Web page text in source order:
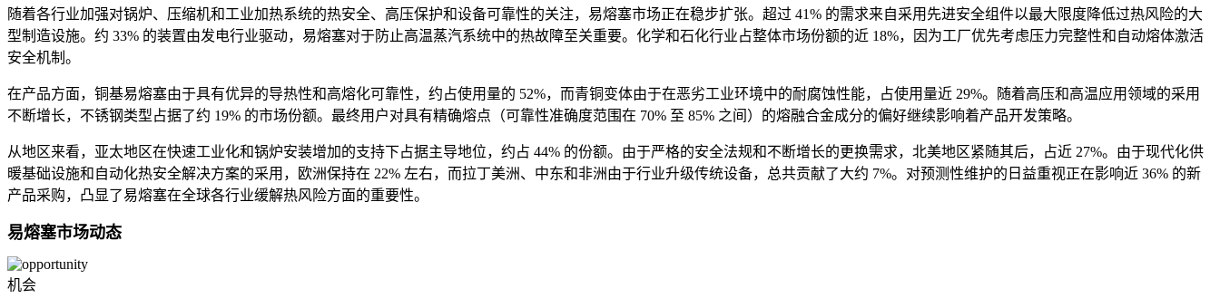
随着各行业加强对锅炉、压缩机和工业加热系统的热安全、高压保护和设备可靠性的关注，易熔塞市场正在稳步扩张。超过 41% 的需求来自采用先进安全组件以最大限度降低过热风险的大
型制造设施。约 33% 的装置由发电行业驱动，易熔塞对于防止高温蒸汽系统中的热故障至关重要。化学和石化行业占整体市场份额的近 18%，因为工厂优先考虑压力完整性和自动熔体激活
安全机制。
在产品方面，铜基易熔塞由于具有优异的导热性和高熔化可靠性，约占使用量的 52%，而青铜变体由于在恶劣工业环境中的耐腐蚀性能，占使用量近 29%。随着高压和高温应用领域的采用
不断增长，不锈钢类型占据了约 19% 的市场份额。最终用户对具有精确熔点（可靠性准确度范围在 70% 至 85% 之间）的熔融合金成分的偏好继续影响着产品开发策略。
从地区来看，亚太地区在快速工业化和锅炉安装增加的支持下占据主导地位，约占 44% 的份额。由于严格的安全法规和不断增长的更换需求，北美地区紧随其后，占近 27%。由于现代化供
暖基础设施和自动化热安全解决方案的采用，欧洲保持在 22% 左右，而拉丁美洲、中东和非洲由于行业升级传统设备，总共贡献了大约 7%。对预测性维护的日益重视正在影响近 36% 的新
产品采购，凸显了易熔塞在全球各行业缓解热风险方面的重要性。
易熔塞市场动态
机会